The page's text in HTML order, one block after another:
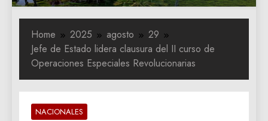
Home 2025 agosto
29
Jefe de Estado lidera clausura del II curso de
Operaciones Especiales Revolucionarias
NACIONALES